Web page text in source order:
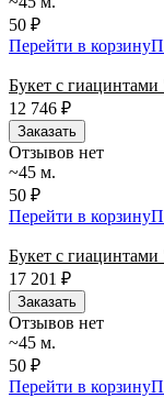
50 ₽
Перейти в корзину
Букет с
12 746 ₽
Заказать
Отзывов нет
~45 м.
50 ₽
Перейти в корзину
Букет с
17 201
₽
Заказать
Отзывов нет
~45 м.
50 ₽
Перейти в корзину